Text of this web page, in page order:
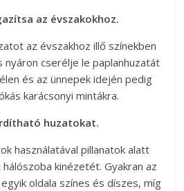
az évszakokhoz.
az évszakhoz illő színekben
nyáron cserélje le paplanhuzatát
és az ünnepek idején pedig
karácsonyi mintákra.
huzatokat.
használatával pillanatok alatt
kinézetét. Gyakran az
oldala színes és díszes, míg